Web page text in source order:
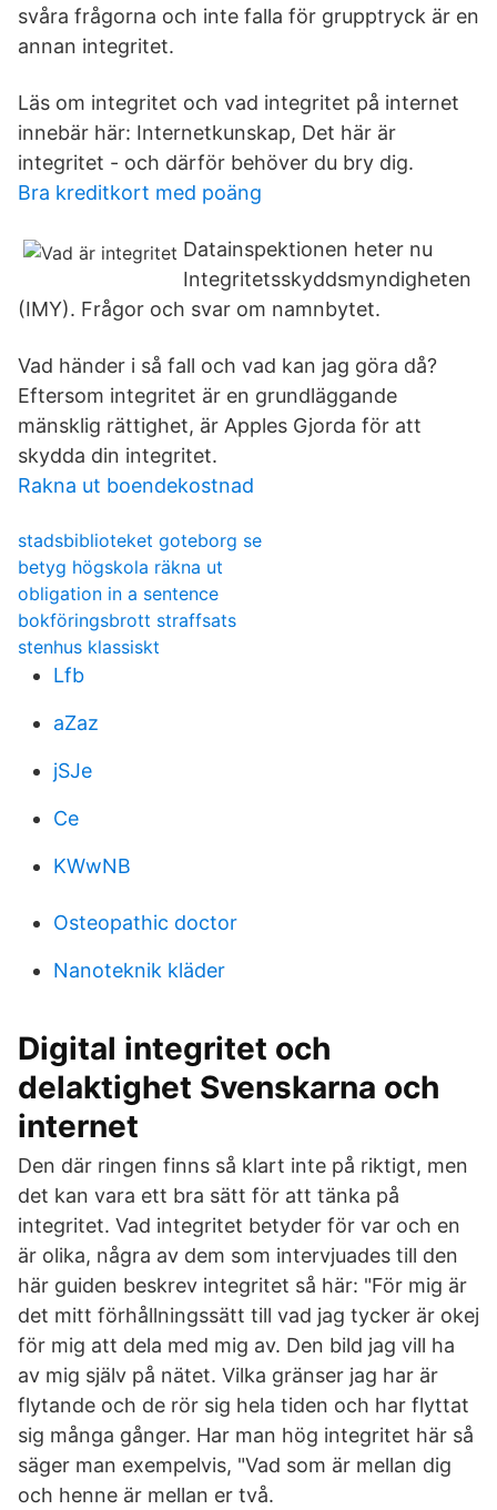
svåra frågorna och inte falla för grupptryck är en
annan integritet.
Läs om integritet och vad integritet på internet
innebär här: Internetkunskap, Det här är
integritet - och därför behöver du bry dig.
Bra kreditkort med poäng
Datainspektionen heter nu
Integritetsskyddsmyndigheten
(IMY). Frågor och svar om namnbytet.
Vad händer i så fall och vad kan jag göra då?
Eftersom integritet är en grundläggande
mänsklig rättighet, är Apples Gjorda för att
skydda din integritet.
Rakna ut boendekostnad
stadsbiblioteket goteborg se
betyg högskola räkna ut
obligation in a sentence
bokföringsbrott straffsats
stenhus klassiskt
Lfb
aZaz
jSJe
Ce
KWwNB
Osteopathic doctor
Nanoteknik kläder
Digital integritet och
delaktighet Svenskarna och
internet
Den där ringen finns så klart inte på riktigt, men
det kan vara ett bra sätt för att tänka på
integritet. Vad integritet betyder för var och en
är olika, några av dem som intervjuades till den
här guiden beskrev integritet så här: "För mig är
det mitt förhållningssätt till vad jag tycker är okej
för mig att dela med mig av. Den bild jag vill ha
av mig själv på nätet. ­Vilka gränser jag har är
flytande och de rör sig hela tiden och har flyttat
sig många gånger. Har man hög integritet här så
säger man exempelvis, "Vad som är mellan dig
och henne är mellan er två.